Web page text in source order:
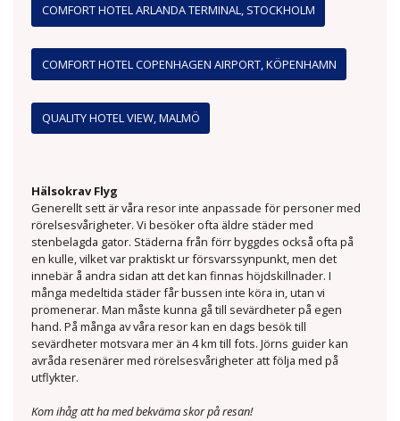
COMFORT HOTEL ARLANDA TERMINAL, STOCKHOLM
COMFORT HOTEL COPENHAGEN AIRPORT, KÖPENHAMN
QUALITY HOTEL VIEW, MALMÖ
Hälsokrav Flyg
Generellt sett är våra resor inte anpassade för personer med
rörelsesvårigheter. Vi besöker ofta äldre städer med
stenbelagda gator. Städerna från förr byggdes också ofta på
en kulle, vilket var praktiskt ur försvarssynpunkt, men det
innebär å andra sidan att det kan finnas höjdskillnader. I
många medeltida städer får bussen inte köra in, utan vi
promenerar. Man måste kunna gå till sevärdheter på egen
hand. På många av våra resor kan en dags besök till
sevärdheter motsvara mer än 4 km till fots. Jörns guider kan
avråda resenärer med rörelsesvårigheter att följa med på
utflykter.
Kom ihåg att ha med bekväma skor på resan!